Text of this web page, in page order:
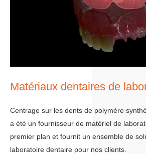
Matériaux dentaires de
Centrage sur les dents de polymère
a été un fournisseur de matériel de
premier plan et fournit un ensemble de
laboratoire dentaire pour nos clients.